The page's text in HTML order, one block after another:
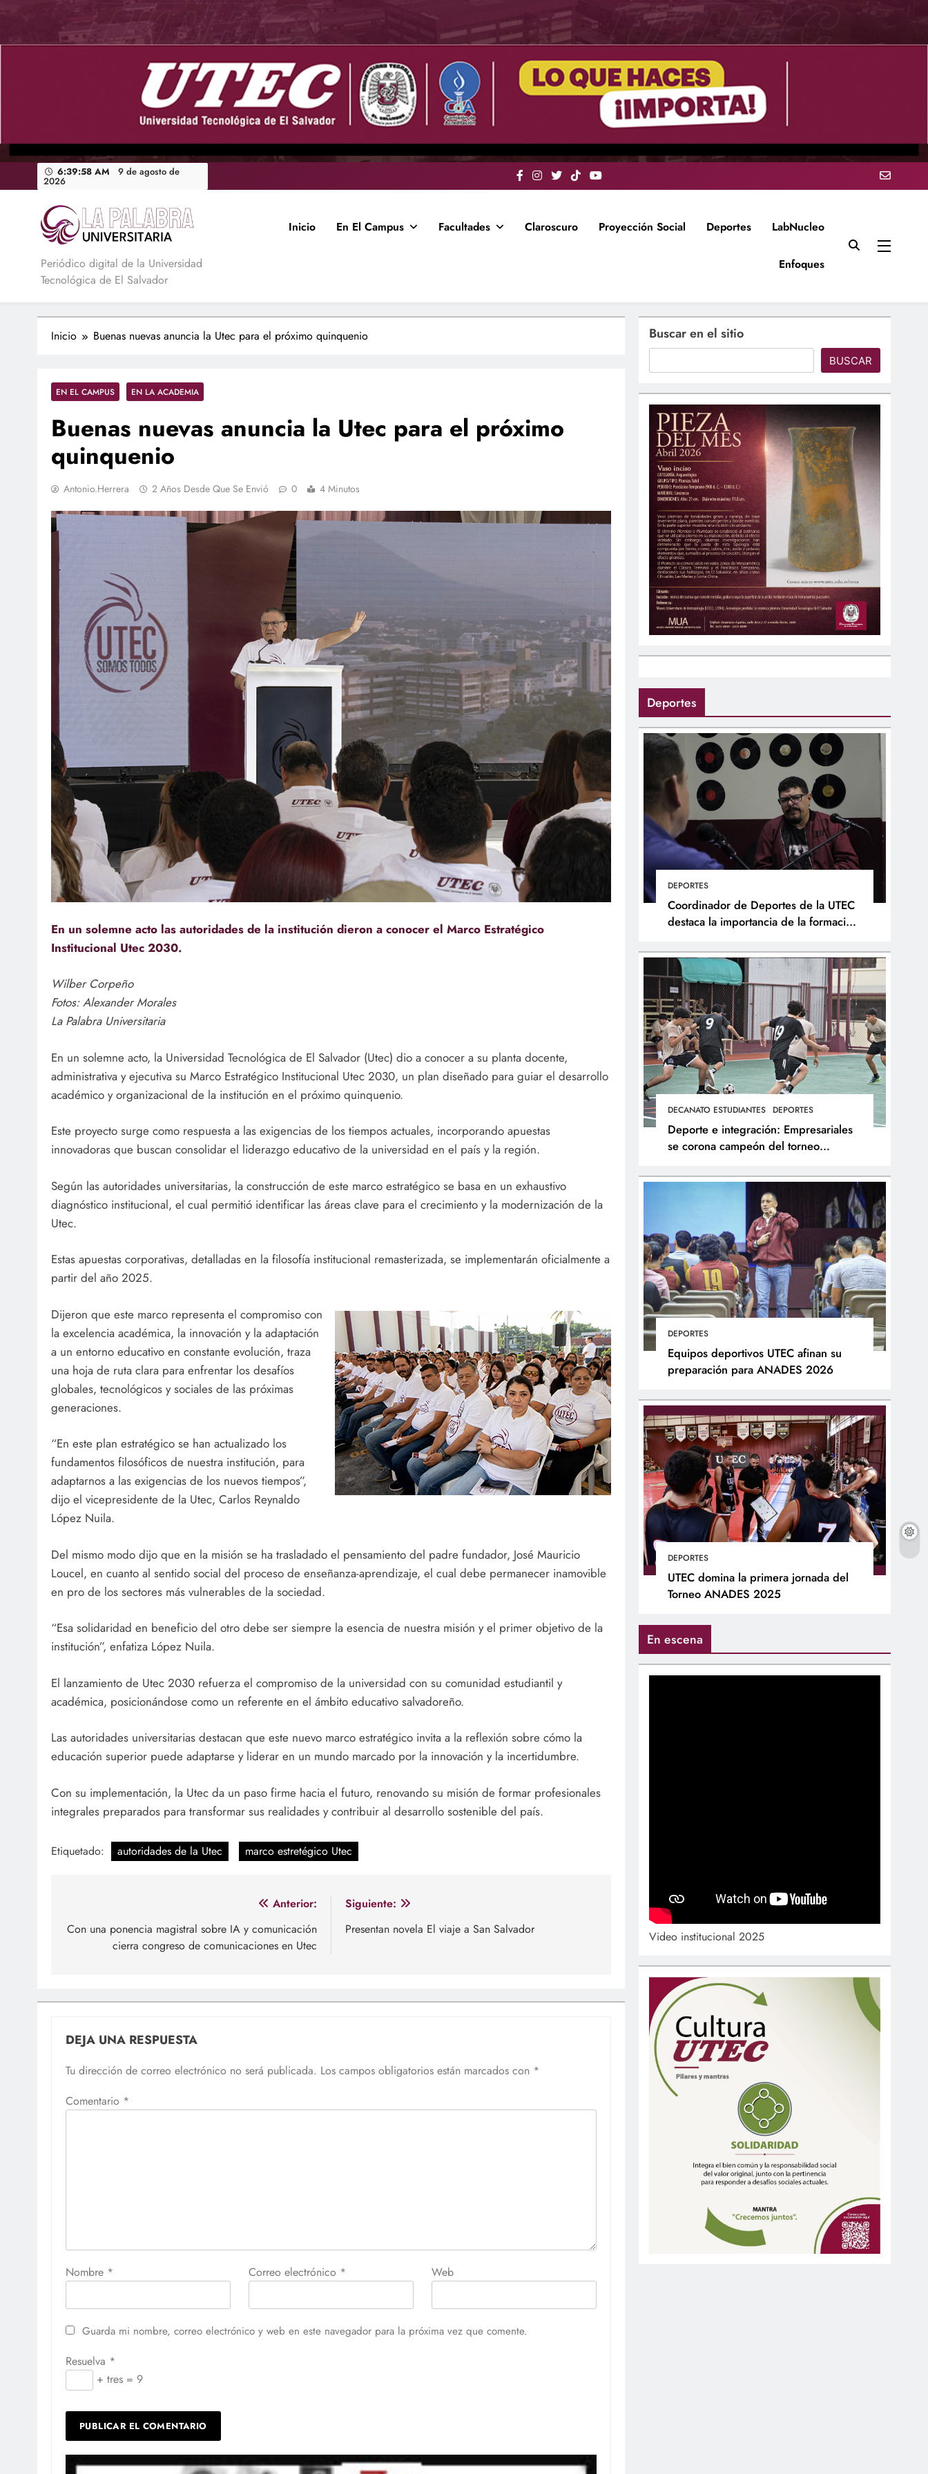
contenido
6:40:00 AM 9 de agosto de
2026
La Palabra Universitaria
Periódico digital de la Universidad
Tecnológica de El Salvador
Inicio En El Campus Facultades Claroscuro Proyección Social Deportes LabNucleo
Enfoques
Inicio Buenas nuevas anuncia la Utec para el próximo quinquenio
EN EL CAMPUS EN LA ACADEMIA
Buenas nuevas anuncia la Utec para el próximo
quinquenio
Antonio.herrera 2 Años Desde Que Se Envió 0 4 Minutos
En un solemne acto las autoridades de la institución dieron a conocer el Marco Estratégico
Institucional Utec 2030.
Wilber Corpeño
Fotos: Alexander Morales
La Palabra Universitaria
En un solemne acto, la Universidad Tecnológica de El Salvador (Utec) dio a conocer a su planta docente,
administrativa y ejecutiva su Marco Estratégico Institucional Utec 2030, un plan diseñado para guiar el desarrollo
académico y organizacional de la institución en el próximo quinquenio.
Este proyecto surge como respuesta a las exigencias de los tiempos actuales, incorporando apuestas
innovadoras que buscan consolidar el liderazgo educativo de la universidad en el país y la región.
Según las autoridades universitarias, la construcción de este marco estratégico se basa en un exhaustivo
diagnóstico institucional, el cual permitió identificar las áreas clave para el crecimiento y la modernización de la
Utec.
Estas apuestas corporativas, detalladas en la filosofía institucional remasterizada, se implementarán oficialmente a
partir del año 2025.
Dijeron que este marco representa el compromiso con
la excelencia académica, la innovación y la adaptación
a un entorno educativo en constante evolución, traza
una hoja de ruta clara para enfrentar los desafíos
globales, tecnológicos y sociales de las próximas
generaciones.
“En este plan estratégico se han actualizado los
fundamentos filosóficos de nuestra institución, para
adaptarnos a las exigencias de los nuevos tiempos”,
dijo el vicepresidente de la Utec, Carlos Reynaldo
López Nuila.
Del mismo modo dijo que en la misión se ha trasladado el pensamiento del padre fundador, José Mauricio
Loucel, en cuanto al sentido social del proceso de enseñanza-aprendizaje, el cual debe permanecer inamovible
en pro de los sectores más vulnerables de la sociedad.
“Esa solidaridad en beneficio del otro debe ser siempre la esencia de nuestra misión y el primer objetivo de la
institución”, enfatiza López Nuila.
El lanzamiento de Utec 2030 refuerza el compromiso de la universidad con su comunidad estudiantil y
académica, posicionándose como un referente en el ámbito educativo salvadoreño.
Las autoridades universitarias destacan que este nuevo marco estratégico invita a la reflexión sobre cómo la
educación superior puede adaptarse y liderar en un mundo marcado por la innovación y la incertidumbre.
Con su implementación, la Utec da un paso firme hacia el futuro, renovando su misión de formar profesionales
integrales preparados para transformar sus realidades y contribuir al desarrollo sostenible del país.
Etiquetado: autoridades de la Utec marco estretégico Utec
de
entradas
Anterior:
Con una ponencia magistral sobre IA y comunicación
cierra congreso de comunicaciones en Utec
Siguiente:
Presentan novela El viaje a San Salvador
DEJA UNA RESPUESTA
Tu dirección de correo electrónico no será publicada. Los campos obligatorios están marcados con *
Comentario *
Nombre * Correo electrónico * Web
Guarda mi nombre, correo electrónico y web en este navegador para la próxima vez que comente.
Resuelva *
+ tres = 9
Buscar en el sitio
BUSCAR
Deportes
DEPORTES
Coordinador de Deportes de la UTEC
destaca la importancia de la formación
DECANATO ESTUDIANTES DEPORTES
Deporte e integración: Empresariales
se corona campeón del torneo
DEPORTES
Equipos deportivos UTEC afinan su
preparación para ANADES 2026
DEPORTES
UTEC domina la primera jornada del
Torneo ANADES 2025
En escena
Video institucional 2025